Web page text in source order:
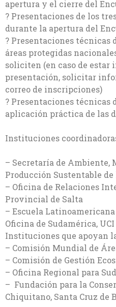
apertura y el cierre del
? Presentaciones de los
durante la apertura del
? Presentaciones técnicas
áreas protegidas
soliciten (en caso de estar
presentación, solicitar
correo de inscripciones)
? Presentaciones técnicas
aplicación práctica de las
Instituciones
– Secretaría de
Producción Sustentable
– Oficina de Relaciones
Provincial de Salta
– Escuela
Oficina de Sudamérica, UCI
Instituciones que apoyan
– Comisión Mundial de
– Comisión de Gestión
– Oficina Regional para
– Fundación para la
Chiquitano, Santa Cruz de